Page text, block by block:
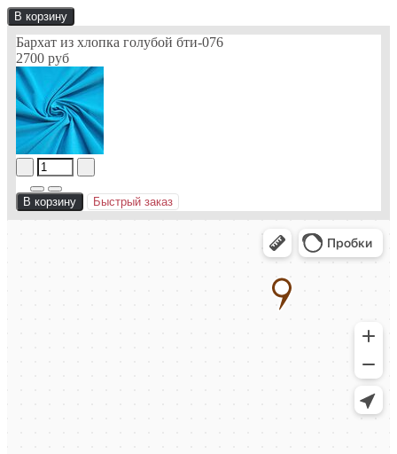
В корзину
Бархат из хлопка голубой бти-076
2700 руб
В корзину Быстрый заказ